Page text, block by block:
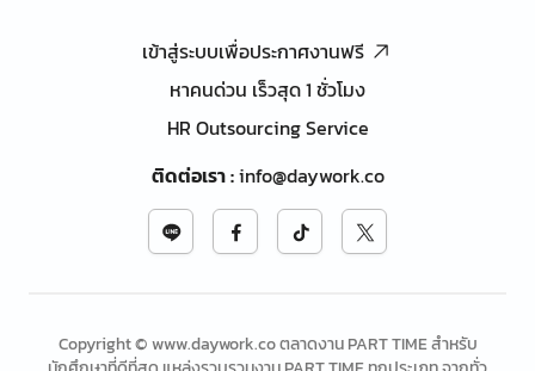
เข้าสู่ระบบเพื่อประกาศงานฟรี
หาคนด่วน เร็วสุด 1 ชั่วโมง
HR Outsourcing Service
ติดต่อเรา:info@daywork.co
Copyright © www.daywork.co ตลาดงาน PART TIME สำหรับ